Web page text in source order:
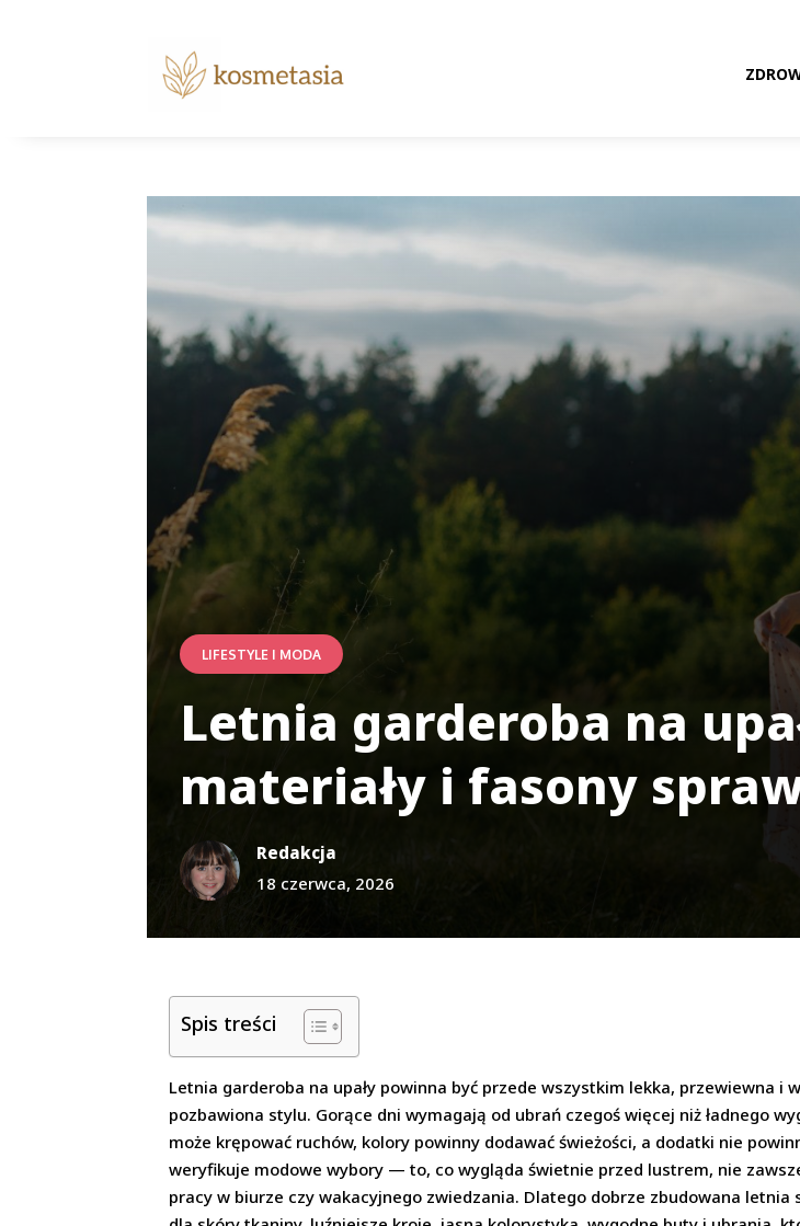
LIFESTYLE I MODA
Letnia garderoba na
materiały i fasony
Redakcja
18 czerwca, 2026
Spis treści
Letnia garderoba na upały powinna być przede wszystkim lekka, przewiewna i
pozbawiona stylu. Gorące dni wymagają od ubrań czegoś więcej niż ładnego
może krępować ruchów, kolory powinny dodawać świeżości, a dodatki nie
weryfikuje modowe wybory — to, co wygląda świetnie przed lustrem, nie
pracy w biurze czy wakacyjnego zwiedzania. Dlatego dobrze zbudowana